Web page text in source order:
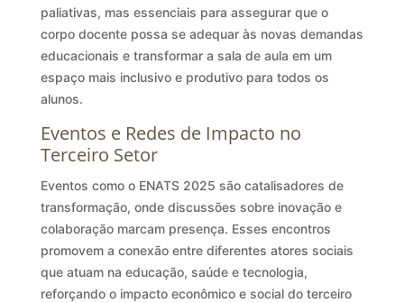
paliativas, mas essenciais para assegurar que o
corpo docente possa se adequar às novas demandas
educacionais e transformar a sala de aula em um
espaço mais inclusivo e produtivo para todos os
alunos.
Eventos e Redes de Impacto no
Terceiro Setor
Eventos como o ENATS 2025 são catalisadores de
transformação, onde discussões sobre inovação e
colaboração marcam presença. Esses encontros
promovem a conexão entre diferentes atores sociais
que atuam na educação, saúde e tecnologia,
reforçando o impacto econômico e social do terceiro